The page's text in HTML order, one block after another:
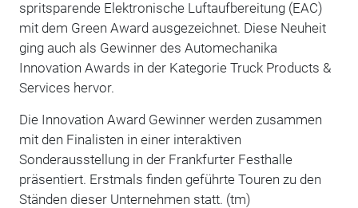
spritsparende Elektronische Luftaufbereitung (EAC)
mit dem Green Award ausgezeichnet. Diese Neuheit
ging auch als Gewinner des Automechanika
Innovation Awards in der Kategorie Truck Products &
Services hervor.
Die Innovation Award Gewinner werden zusammen
mit den Finalisten in einer interaktiven
Sonderausstellung in der Frankfurter Festhalle
präsentiert. Erstmals finden geführte Touren zu den
Ständen dieser Unternehmen statt. (tm)